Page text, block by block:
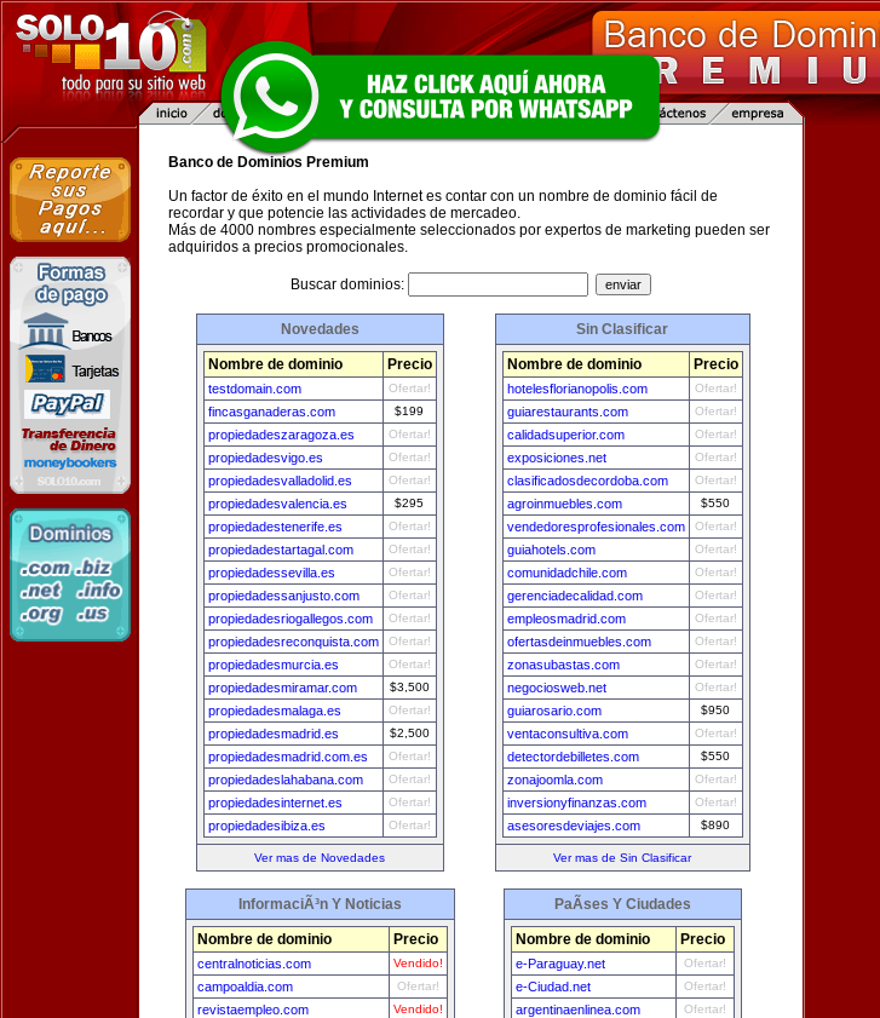
Banco de Dominios Premium
Un factor de éxito en el mundo Internet es contar con un nombre de dominio fácil de
recordar y que potencie las actividades de mercadeo.
Más de 4000 nombres especialmente seleccionados por expertos de marketing pueden ser
adquiridos a precios promocionales.
Buscar dominios:
Novedades
Nombre de dominio Precio
testdomain.com Ofertar!
fincasganaderas.com $199
propiedadeszaragoza.es Ofertar!
propiedadesvigo.es Ofertar!
propiedadesvalladolid.es Ofertar!
propiedadesvalencia.es $295
propiedadestenerife.es Ofertar!
propiedadestartagal.com Ofertar!
propiedadessevilla.es Ofertar!
propiedadessanjusto.com Ofertar!
propiedadesriogallegos.com Ofertar!
propiedadesreconquista.com Ofertar!
propiedadesmurcia.es Ofertar!
propiedadesmiramar.com $3,500
propiedadesmalaga.es Ofertar!
propiedadesmadrid.es $2,500
propiedadesmadrid.com.es Ofertar!
propiedadeslahabana.com Ofertar!
propiedadesinternet.es Ofertar!
propiedadesibiza.es Ofertar!
Ver mas de Novedades
Sin Clasificar
Nombre de dominio Precio
hotelesflorianopolis.com Ofertar!
guiarestaurants.com Ofertar!
calidadsuperior.com Ofertar!
exposiciones.net Ofertar!
clasificadosdecordoba.com Ofertar!
agroinmuebles.com $550
vendedoresprofesionales.com Ofertar!
guiahotels.com Ofertar!
comunidadchile.com Ofertar!
gerenciadecalidad.com Ofertar!
empleosmadrid.com Ofertar!
ofertasdeinmuebles.com Ofertar!
zonasubastas.com Ofertar!
negociosweb.net Ofertar!
guiarosario.com $950
ventaconsultiva.com Ofertar!
detectordebilletes.com $550
zonajoomla.com Ofertar!
inversionyfinanzas.com Ofertar!
asesoresdeviajes.com $890
Ver mas de Sin Clasificar
InformaciÃ³n Y Noticias
Nombre de dominio Precio
centralnoticias.com Vendido!
campoaldia.com Ofertar!
revistaempleo.com Vendido!
PaÃ­ses Y Ciudades
Nombre de dominio Precio
e-Paraguay.net Ofertar!
e-Ciudad.net Ofertar!
argentinaenlinea.com Ofertar!